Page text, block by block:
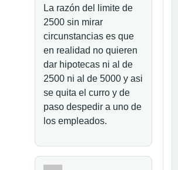
La razón del limite de
2500 sin mirar
circunstancias es que
en realidad no quieren
dar hipotecas ni al de
2500 ni al de 5000 y asi
se quita el curro y de
paso despedir a uno de
los empleados.